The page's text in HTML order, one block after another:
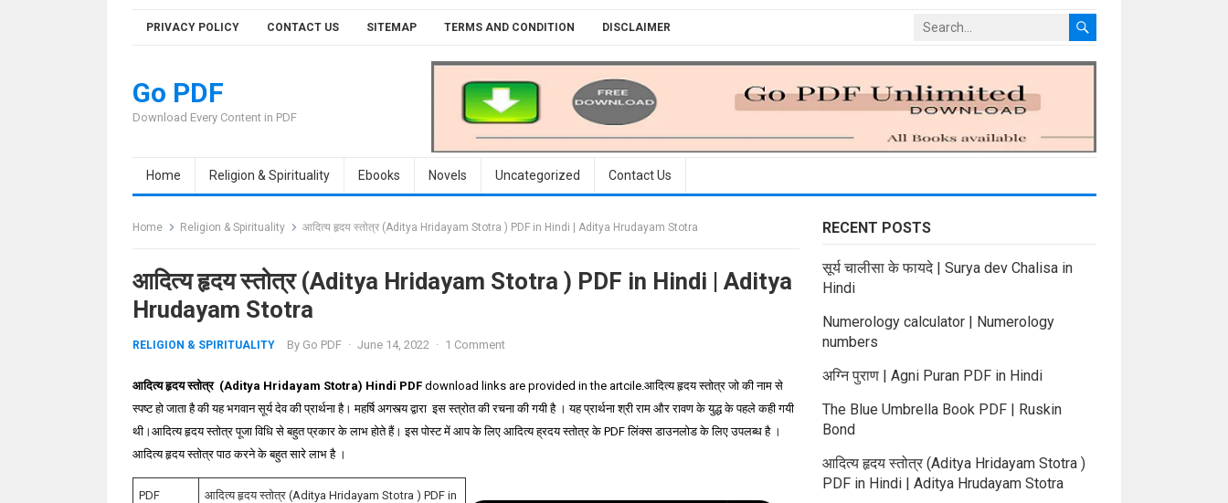
PRIVACY POLICY CONTACT US SITEMAP TERMS AND CONDITION DISCLAIMER
Go PDF
Download Every Content in PDF
Home Religion & Spirituality Ebooks Novels Uncategorized Contact Us
Home Religion & Spirituality आदित्य हृदय स्तोत्र (Aditya Hridayam Stotra ) PDF in Hindi | Aditya Hrudayam Stotra
आदित्य हृदय स्तोत्र (Aditya Hridayam Stotra ) PDF in Hindi | Aditya
Hrudayam Stotra
RELIGION & SPIRITUALITY By Go PDF · June 14, 2022 · 1 Comment
आदित्य हृदय स्तोत्र (Aditya Hridayam Stotra) Hindi PDFdownload links are provided in the artcile.आदित्य हृदय स्तोत्र जो की नाम से
स्पष्ट हो जाता है की यह भगवान सूर्य देव की प्रार्थना है। महर्षि अगस्त्य द्वारा इस स्त्रोत की रचना की गयी है । यह प्रार्थना श्री राम और रावण के युद्ध के पहले कही गयी
थी।आदित्य हृदय स्तोत्र पूजा विधि से बहुत प्रकार के लाभ होते हैं।इस पोस्ट में आप के लिए आदित्य ह्रदय स्तोत्र के PDF लिंक्स डाउनलोड के लिए उपलब्ध है ।
आदित्य हृदय स्तोत्र पाठ करने के बहुत सारे लाभ है ।
PDF
आदित्य हृदय स्तोत्र (Aditya Hridayam Stotra ) PDF in
RECENT POSTS
सूर्य चालीसा के फायदे | Surya dev Chalisa in
Hindi
Numerology calculator | Numerology
numbers
अग्नि पुराण | Agni Puran PDF in Hindi
The Blue Umbrella Book PDF | Ruskin
Bond
आदित्य हृदय स्तोत्र (Aditya Hridayam Stotra )
PDF in Hindi | Aditya Hrudayam Stotra